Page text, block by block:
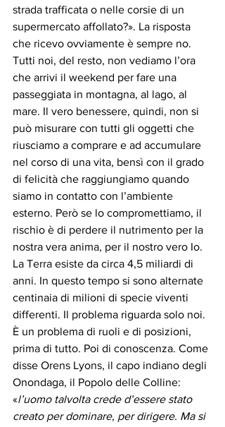
strada trafficata o nelle corsie di un
supermercato affollato?». La risposta
che ricevo ovviamente è sempre no.
Tutti noi, del resto, non vediamo l’ora
che arrivi il weekend per fare una
passeggiata in montagna, al lago, al
mare. Il vero benessere, quindi, non si
può misurare con tutti gli oggetti che
riusciamo a comprare e ad accumulare
nel corso di una vita, bensì con il grado
di felicità che raggiungiamo quando
siamo in contatto con l’ambiente
esterno. Però se lo compromettiamo, il
rischio è di perdere il nutrimento per la
nostra vera anima, per il nostro vero Io.
La Terra esiste da circa 4,5 miliardi di
anni. In questo tempo si sono alternate
centinaia di milioni di specie viventi
differenti. Il problema riguarda solo noi.
È un problema di ruoli e di posizioni,
prima di tutto. Poi di conoscenza. Come
disse Orens Lyons, il capo indiano degli
Onondaga, il Popolo delle Colline:
«l’uomo talvolta crede d’essere stato
creato per dominare, per dirigere. Ma si